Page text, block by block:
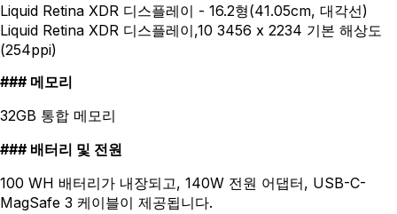
Liquid Retina XDR 디스플레이 - 16.2형(41.05cm, 대각선)
Liquid Retina XDR 디스플레이,10 3456 x 2234 기본 해상도
(254ppi)
메모리
32GB 통합 메모리
배터리 및 전원
100 WH 배터리가 내장되고, 140W 전원 어댑터, USB-C-
MagSafe 3 케이블이 제공됩니다.